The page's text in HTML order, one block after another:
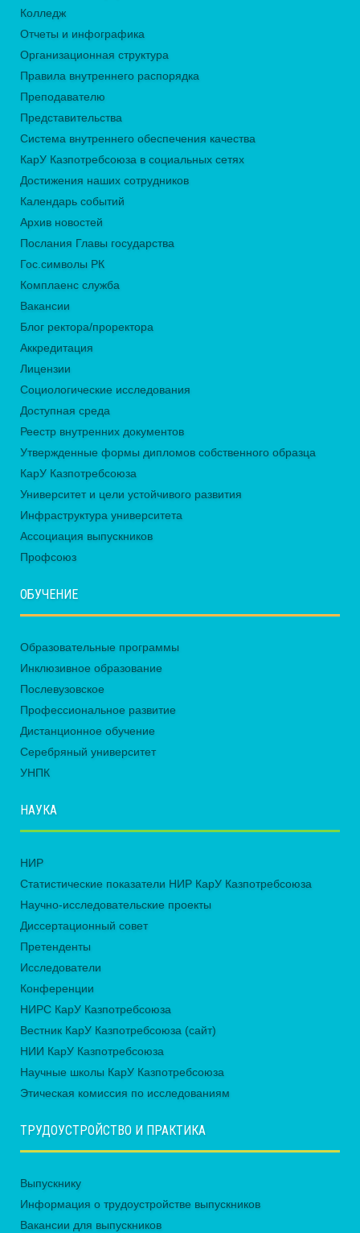
Колледж
Отчеты и инфографика
Организационная структура
Правила внутреннего распорядка
Преподавателю
Представительства
Система внутреннего обеспечения качества
КарУ Казпотребсоюза в социальных сетях
Достижения наших сотрудников
Календарь событий
Архив новостей
Послания Главы государства
Гос.символы РК
Комплаенс служба
Вакансии
Блог ректора/проректора
Аккредитация
Лицензии
Социологические исследования
Доступная среда
Реестр внутренних документов
Утвержденные формы дипломов собственного образца
КарУ Казпотребсоюза
Университет и цели устойчивого развития
Инфраструктура университета
Ассоциация выпускников
Профсоюз
ОБУЧЕНИЕ
Образовательные программы
Инклюзивное образование
Послевузовское
Профессиональное развитие
Дистанционное обучение
Серебряный университет
УНПК
НАУКА
НИР
Статистические показатели НИР КарУ Казпотребсоюза
Научно-исследовательские проекты
Диссертационный совет
Претенденты
Исследователи
Конференции
НИРС КарУ Казпотребсоюза
Вестник КарУ Казпотребсоюза (сайт)
НИИ КарУ Казпотребсоюза
Научные школы КарУ Казпотребсоюза
Этическая комиссия по исследованиям
ТРУДОУСТРОЙСТВО И ПРАКТИКА
Выпускнику
Информация о трудоустройстве выпускников
Вакансии для выпускников